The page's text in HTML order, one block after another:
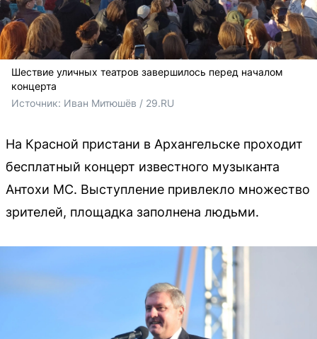
Шествие уличных театров завершилось перед началом
концерта
Источник: Иван Митюшёв / 29.RU
На Красной пристани в Архангельске проходит
бесплатный концерт известного музыканта
Антохи МС. Выступление привлекло множество
зрителей, площадка заполнена людьми.